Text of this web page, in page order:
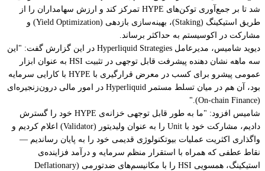
شد تا بر جمع‌آوری توکن‌های HYPE تمرکز کند و ارزش سهامداران را از
طریق استیکینگ (Staking)، بهینه‌سازی بازدهی (Yield Optimization) و
مشارکت در اکوسیستم به حداکثر برساند.
دیوید شامیس، مدیرعامل Hyperliquid Strategies در این گزارش گفت: "این
سه ماهه نشان دهنده پیشرفت قابل توجهی در تثبیت HSI به عنوان ابزار
عمومی پیشرو برای کسب در معرض قرارگیری با HYPE با کارایی سرمایه
بود، آن هم در میان تسلط مستمر Hyperliquid در امور مالی درون‌زنجیره‌ای
(On-chain Finance)."
شامیس افزود: "ما به طور قابل توجهی خزانه‌ی HYPE خود را گسترش
دادیم، مشارکت خود با Unit را به عنوان ولیدیتور (Validator) اعلام کردیم و
واگذاری اکثریت عملیات بیوتکنولوژی قدیمی خود را به پایان رساندیم —
نقاط عطفی که همراه با استقرار منظم سرمایه و درآمد فزاینده‌ی
استیکینگ، همسویی HSI را با مکانیسم‌های ضدتورمی (Deflationary